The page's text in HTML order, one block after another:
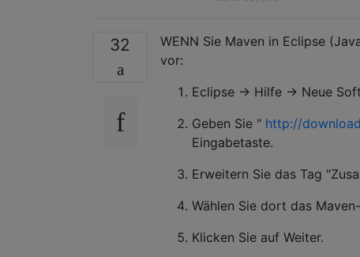
32
WENN Sie Maven in Eclipse
vor:
Eclipse -> Hilfe -> Neue
Geben Sie " http://
Eingabetaste.
Erweitern Sie das Tag
Wählen Sie dort das
Klicken Sie auf Weiter.